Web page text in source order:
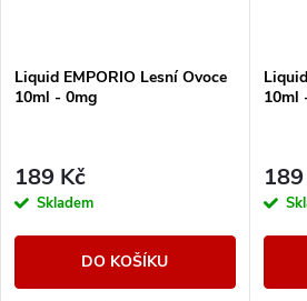
Liquid EMPORIO Lesní Ovoce
10ml - 0mg
189 Kč
Skladem
DO KOŠÍKU
10ml